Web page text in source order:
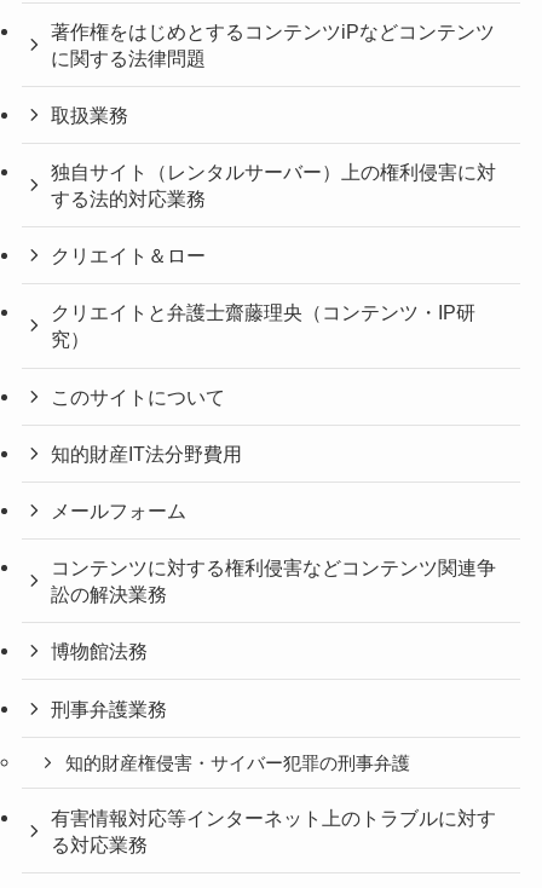
著作権をはじめとするコンテンツiPなどコンテンツ
に関する法律問題
取扱業務
独自サイト（レンタルサーバー）上の権利侵害に対
する法的対応業務
クリエイト＆ロー
クリエイトと弁護士齋藤理央（コンテンツ・IP研
究）
このサイトについて
知的財産IT法分野費用
メールフォーム
コンテンツに対する権利侵害などコンテンツ関連争
訟の解決業務
博物館法務
刑事弁護業務
知的財産権侵害・サイバー犯罪の刑事弁護
有害情報対応等インターネット上のトラブルに対す
る対応業務